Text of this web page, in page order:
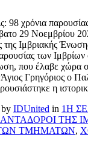
98 χρόνια
29 Νοεμβρίου
της Ιμβριακής
των
που έλαβε χώρα
Γρηγόριος ο
η
by IDUnited in 1Η
ΤΗΣ
ΤΜΗΜΑΤΩΝ,